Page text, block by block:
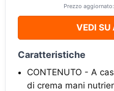
Prezzo
VEDI SU
Caratteristiche
CONTENUTO - A
di crema mani